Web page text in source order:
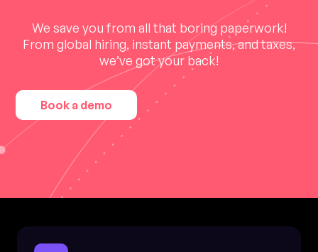
We save you from all that boring paperwork!
From global hiring, instant payments, and taxes,
we’ve got your back!
Book a demo